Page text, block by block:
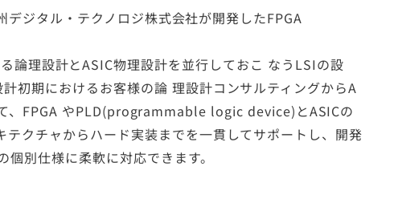
ジタル・テクノロジ株式会社が開発したFPGA
理設計とASIC物理設計を並行しておこ なうLSIの設
初期におけるお客様の論 理設計コンサルティングからA
、FPGA やPLD(programmable logic device)とASICの
クチャからハード実装までを一貫してサポートし、開発
別仕様に柔軟に対応できます。